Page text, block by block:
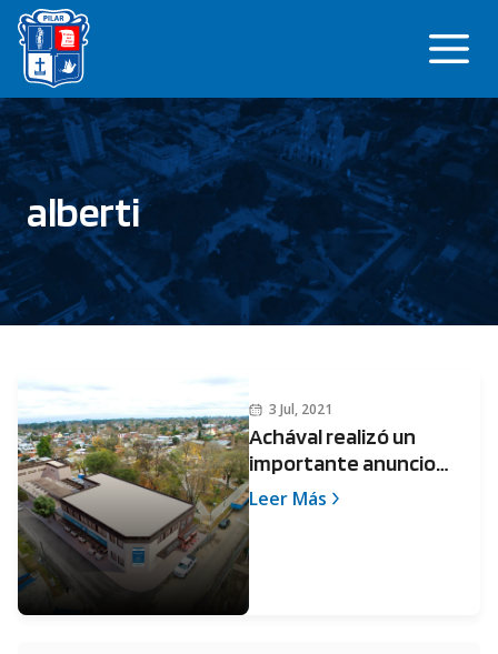
Saltar
contenido
alberti
3 Jul, 2021
Achával realizó un
importante anuncio
para los vecinos de
Leer Más